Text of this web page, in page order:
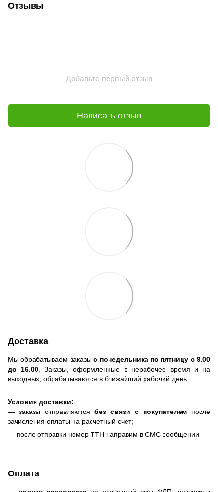
Отзывы
Добавьте первый отзыв
Написать отзыв
Доставка
Мы обрабатываем заказыс понедельника по пятницу с 9.00
до 16.00. Заказы, оформленные в нерабочее время и на
выходных, обрабатываются в ближайший рабочий день.
Условия доставки:
— заказы отправляются без связи с покупателем после
зачисления оплаты на расчетный счет;
— после отправки номер ТТН направим в СМС сообщении.
Оплата